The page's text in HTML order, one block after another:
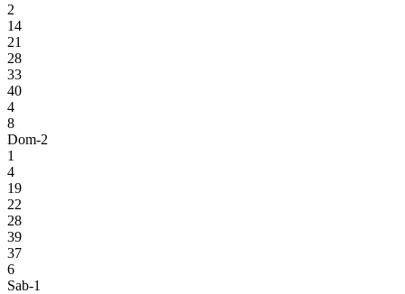
2
14
21
28
33
40
4
8
Dom-2
1
4
19
22
28
39
37
6
Sab-1